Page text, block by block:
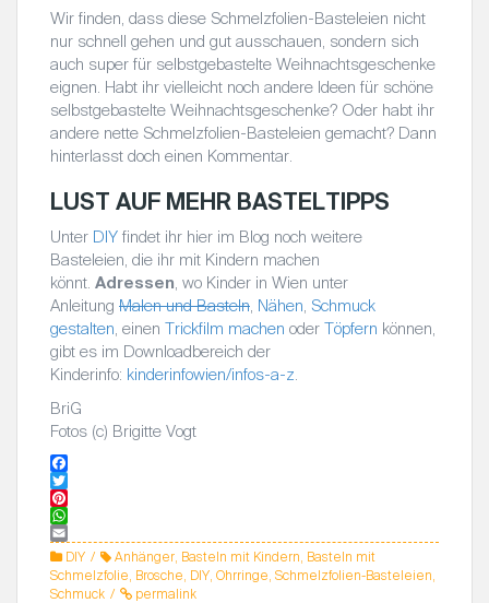
Wir finden, dass diese Schmelzfolien-Basteleien nicht
nur schnell gehen und gut ausschauen, sondern sich
auch super für selbstgebastelte Weihnachtsgeschenke
eignen. Habt ihr vielleicht noch andere Ideen für schöne
selbstgebastelte Weihnachtsgeschenke? Oder habt ihr
andere nette Schmelzfolien-Basteleien gemacht? Dann
hinterlasst doch einen Kommentar.
LUST AUF MEHR BASTELTIPPS
Unter DIY findet ihr hier im Blog noch weitere
Basteleien, die ihr mit Kindern machen
könnt. Adressen, wo Kinder in Wien unter
Anleitung Malen und Basteln, Nähen, Schmuck
gestalten, einen Trickfilm machen oder Töpfern können,
gibt es im Downloadbereich der
Kinderinfo: kinderinfowien/infos-a-z.
BriG
Fotos (c) Brigitte Vogt
F
a
c
e
b
o
o
T
w
i
t
t
e
P
i
n
t
e
W
h
a
t
E
m
a
DIY Anhänger, Basteln mit Kindern, Basteln mit
Schmelzfolie, Brosche, DIY, Ohrringe, Schmelzfolien-Basteleien,
Schmuck
permalink